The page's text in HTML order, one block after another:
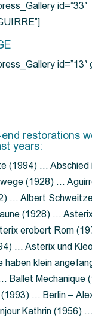
id=”33″
id=”13″
restorations
years:
(1994) … Abschied
(1928) …
… Albert
(1928) …
erobert Rom
… Asterix und
haben klein
Ballet Mechanique
… Berlin –
Kathrin (1956)